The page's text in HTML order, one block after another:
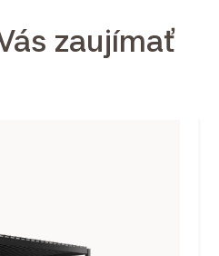
zaujímať